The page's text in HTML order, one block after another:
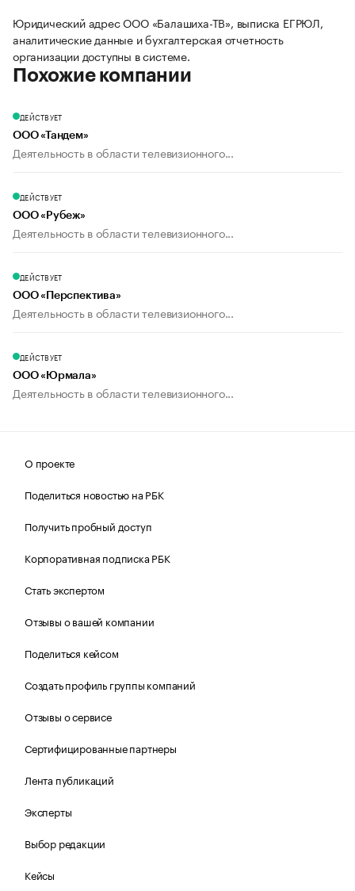
Юридический адрес ООО «Балашиха-ТВ», выписка ЕГРЮЛ,
аналитические данные и бухгалтерская отчетность
организации доступны в системе.
Похожие компании
ДЕЙСТВУЕТ
ООО «Тандем»
Деятельность в области телевизионного...
ДЕЙСТВУЕТ
ООО «Рубеж»
Деятельность в области телевизионного...
ДЕЙСТВУЕТ
ООО «Перспектива»
Деятельность в области телевизионного...
ДЕЙСТВУЕТ
ООО «Юрмала»
Деятельность в области телевизионного...
О проекте
Поделиться новостью на РБК
Получить пробный доступ
Корпоративная подписка РБК
Стать экспертом
Отзывы о вашей компании
Поделиться кейсом
Создать профиль группы компаний
Отзывы о сервисе
Сертифицированные партнеры
Лента публикаций
Эксперты
Выбор редакции
Кейсы